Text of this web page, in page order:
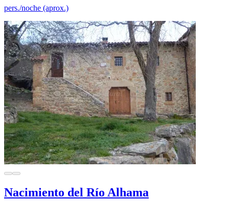
pers./noche (aprox.)
Nacimiento del Río Alhama